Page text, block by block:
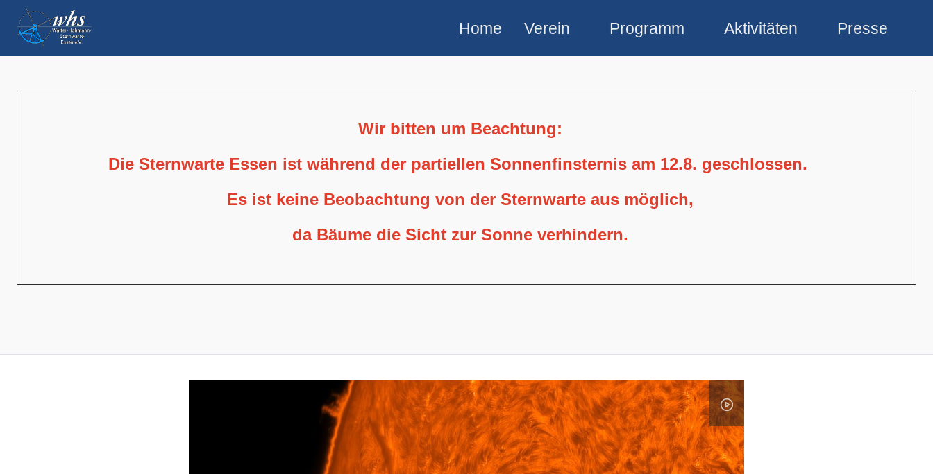
Home Verein Programm Aktivitäten Presse
Wir bitten um Beachtung:
Die Sternwarte Essen ist während der partiellen Sonnenfinsternis am 12.8. geschlossen.
Es ist keine Beobachtung von der Sternwarte aus möglich,
da Bäume die Sicht zur Sonne verhindern.